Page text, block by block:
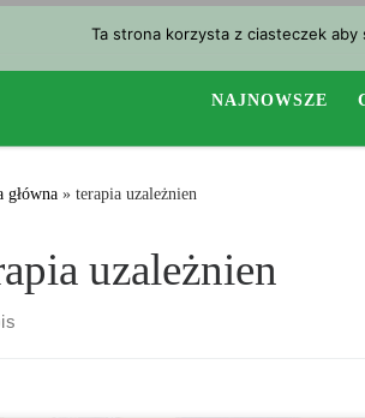
NAJNOWSZE
główna » terapia uzależnien
uzależnien
Ta strona korzysta z ciasteczek aby